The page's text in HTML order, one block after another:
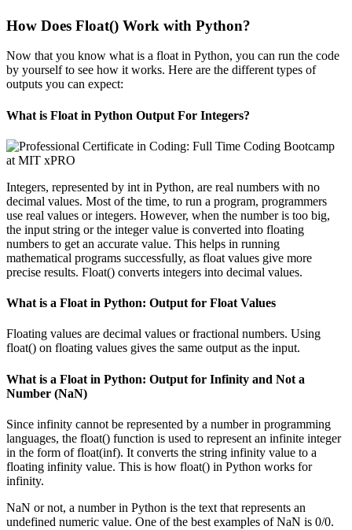
How Does Float() Work with Python?
Now that you know what is a float in Python, you can run the code
by yourself to see how it works. Here are the different types of
outputs you can expect:
What is Float in Python Output For Integers?
Integers, represented by int in Python, are real numbers with no
decimal values. Most of the time, to run a program, programmers
use real values or integers. However, when the number is too big,
the input string or the integer value is converted into floating
numbers to get an accurate value. This helps in running
mathematical programs successfully, as float values give more
precise results. Float() converts integers into decimal values.
What is a Float in Python: Output for Float Values
Floating values are decimal values or fractional numbers. Using
float() on floating values gives the same output as the input.
What is a Float in Python: Output for Infinity and Not a
Number (NaN)
Since infinity cannot be represented by a number in programming
languages, the float() function is used to represent an infinite integer
in the form of float(inf). It converts the string infinity value to a
floating infinity value. This is how float() in Python works for
infinity.
NaN or not, a number in Python is the text that represents an
undefined numeric value. One of the best examples of NaN is 0/0.